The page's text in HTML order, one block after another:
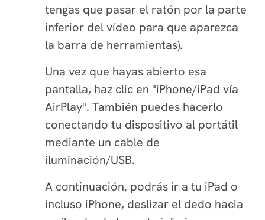
tengas que pasar el ratón por la parte
inferior del vídeo para que aparezca
la barra de herramientas).
Una vez que hayas abierto esa
pantalla, haz clic en "iPhone/iPad vía
AirPlay". También puedes hacerlo
conectando tu dispositivo al portátil
mediante un cable de
iluminación/USB.
A continuación, podrás ir a tu iPad o
incluso iPhone, deslizar el dedo hacia